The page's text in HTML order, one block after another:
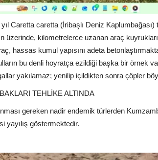
Caretta caretta (İribaşlı Deniz Kaplumbağası)
üzerinde, kilometrelerce uzanan araç
hassas kumul yapısını adeta
bu denli hoyratça ezildiği başka bir örnek
yakılamaz; yenilip içildikten sonra çöpler
TEHLİKE ALTINDA
gereken nadir endemik türlerden
yayılış göstermektedir.